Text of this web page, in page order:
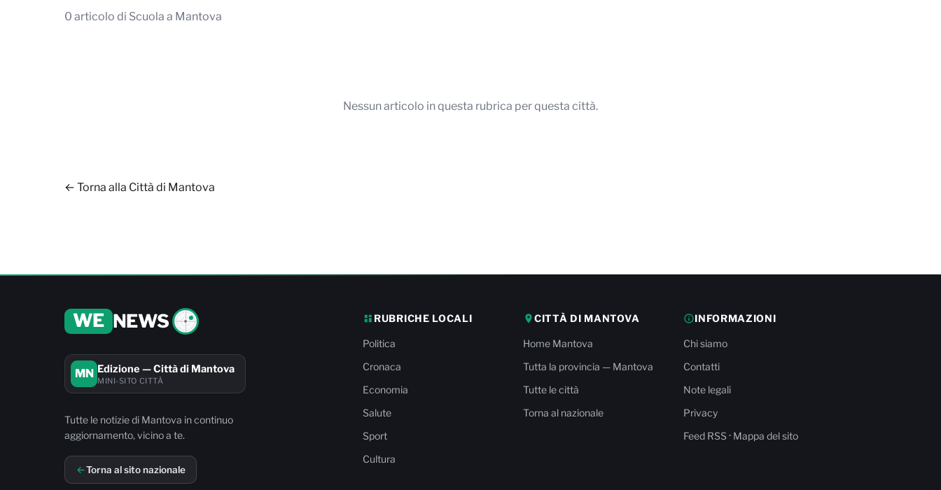
0 articolo di Scuola a Mantova
Nessun articolo in questa rubrica per questa città.
← Torna alla Città di Mantova
WE NEWS
MN Edizione — Città di Mantova
MINI-SITO CITTÀ
Tutte le notizie di Mantova in continuo
aggiornamento, vicino a te.
Torna al sito nazionale
RUBRICHE LOCALI
Politica
Cronaca
Economia
Salute
Sport
Cultura
CITTÀ DI MANTOVA
Home Mantova
Tutta la provincia — Mantova
Tutte le città
Torna al nazionale
INFORMAZIONI
Chi siamo
Contatti
Note legali
Privacy
Feed RSS· Mappa del sito